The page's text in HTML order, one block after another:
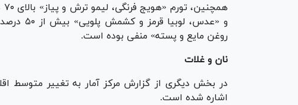
و «عدس،
روغن مایع و پسته» منفی بوده است.
نان و غلات
در بخش دیگری از گزارش مرکز آمار به تغییر متوسط
اشاره شده است.